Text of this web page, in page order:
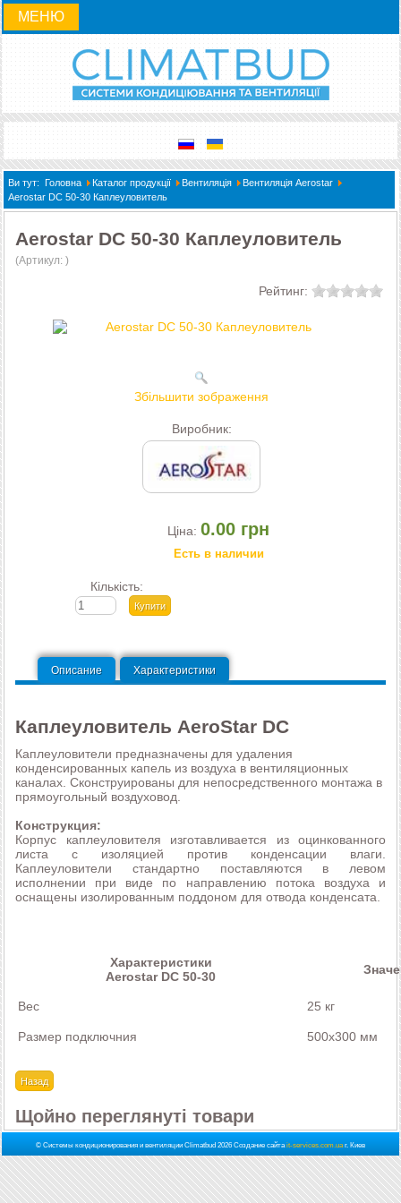
МЕНЮ
Ви тут: Головна Каталог продукції Вентиляція
Вентиляція Aerostar
Aerostar DC 50-30 Каплеуловитель
Aerostar DC 50-30 Каплеуловитель
(Артикул: )
Рейтинг:
Збільшити зображення
Виробник:
Ціна: 0.00 грн
Есть в наличии
Кількість:
Описание Характеристики
Каплеуловитель AeroStar DC
Каплеуловители предназначены для удаления
конденсированных капель из воздуха в вентиляционных
каналах. Сконструированы для непосредственного монтажа в
прямоугольный воздуховод.
Конструкция:
Корпус каплеуловителя изготавливается из оцинкованного
листа с изоляцией против конденсации влаги.
Каплеуловители стандартно поставляются в левом
исполнении при виде по направлению потока воздуха и
оснащены изолированным поддоном для отвода конденсата.
Характеристики
Aerostar DC 50-30
Вес 25 кг
Размер подключния 500х300 мм
Щойно переглянуті товари
© Системы кондиционирования и вентиляции Climatbud 2026 Создание сайтаit-services.com.uaг. Киев